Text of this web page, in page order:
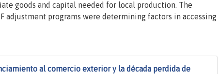
goods and capital needed for local production. The
adjustment programs were determining factors in accessing
al comercio exterior y la década perdida de